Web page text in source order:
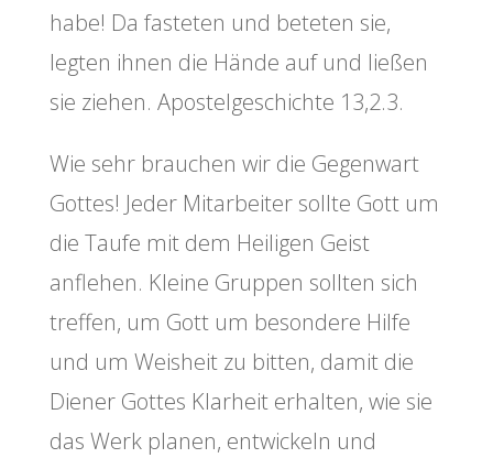
habe! Da fasteten und beteten sie,
legten ihnen die Hände auf und ließen
sie ziehen. Apostelgeschichte 13,2.3.
Wie sehr brauchen wir die Gegenwart
Gottes! Jeder Mitarbeiter sollte Gott um
die Taufe mit dem Heiligen Geist
anflehen. Kleine Gruppen sollten sich
treffen, um Gott um besondere Hilfe
und um Weisheit zu bitten, damit die
Diener Gottes Klarheit erhalten, wie sie
das Werk planen, entwickeln und